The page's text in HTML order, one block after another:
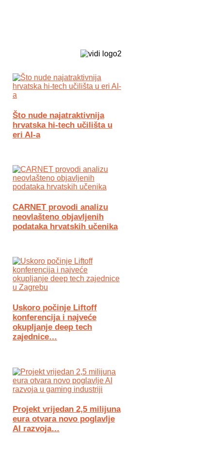
Što nude najatraktivnija
hrvatska hi-tech učilišta u
eri AI-a
CARNET provodi analizu
neovlašteno objavljenih
podataka hrvatskih učenika
Uskoro počinje Liftoff
konferencija i najveće
okupljanje deep tech
zajednice…
Projekt vrijedan 2,5 milijuna
eura otvara novo poglavlje
AI razvoja…